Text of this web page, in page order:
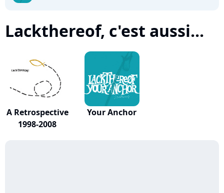
Lackthereof, c'est aussi...
A Retrospective
1998-2008
Your Anchor